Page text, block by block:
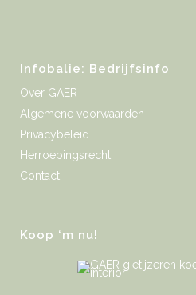
Infobalie: Bedrijfsinfo
Over GAER
Algemene voorwaarden
Privacybeleid
Herroepingsrecht
Contact
Koop ‘m nu!